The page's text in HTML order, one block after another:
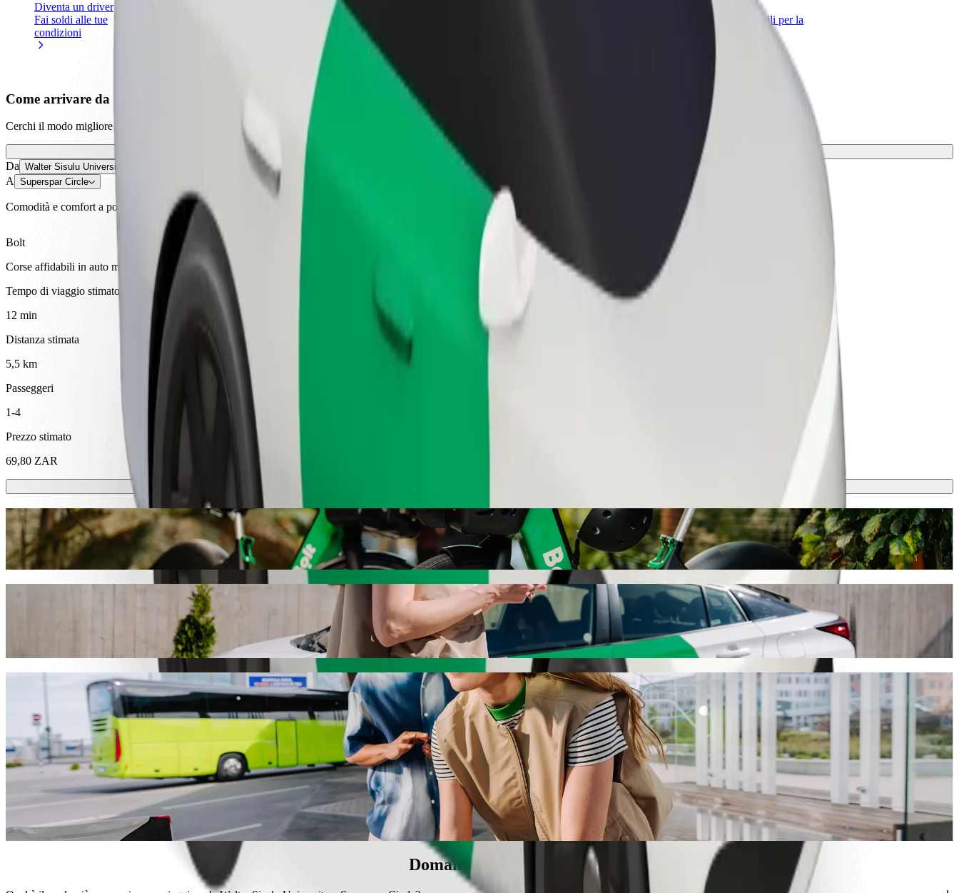
Diventa un driver
Fai soldi alle tue
condizioni
Aggiungi il tuo ristorante o
negozio
Ottieni più clienti e aumenta le
vendite
Bolt per le aziende
Prodotti e servizi Bolt scalabili per la
Come arrivare da Walter Sisulu University a Superspar Circle
Cerchi il modo migliore per arrivare da Walter Sisulu University a Superspar Circle? Esplora i nostri servizi e scegli quello perfetto per il tuo viaggio.
Scarica l'app
Da Walter Sisulu University
A Superspar Circle
Comodità e comfort a portata di clic!
Bolt
Corse affidabili in auto medie di uso quotidiano.
Tempo di viaggio stimato
12 min
Distanza stimata
5,5 km
Passeggeri
1-4
Prezzo stimato
69,80 ZAR
Monopattini o bici elettriche
Muoviti a Mthatha con monopattini o bici elettriche
Ottieni l'applicazione Bolt
Vai da Walter Sisulu University a Superspar Circle con Bolt ride-hailing
Ti consigliamo di scegliere Bolt ride-hailing se cerchi il miglior prezzo per arrivare a Superspar Circle. Utilizzando Bolt, questo viaggio durerà circa 12 min e costerà circa 65,30 ZAR ZAR. Qualunque sia
l'occasione, troveremo il veicolo perfetto per te.
Servizi Bolt per andare da Walter Sisulu University a Superspar Circle
Tanti bagagli? Prenota i nostri furgoni XL per un massimo di 6 persone.
Devi arrivare con stile? Prova le auto premium di Bolt.
Viaggi con bambini? Ordina una corsa child-friendly con seggiolino rialzato.
Viaggi con il tuo animale? Prova le nostre corse pet-friendly.
Hai bisogno di assistenza? La nostra categoria assist offre veicoli accessibili in sedia a rotelle (WAV).
Corse convenienti? Scegli auto compatte a prezzo ridotto con Bolt basic.
Ottieni l'applicazione Bolt
Domande frequenti